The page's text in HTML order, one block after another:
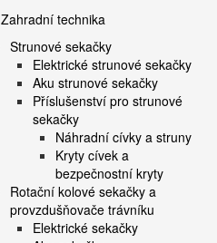
Zahradní technika
Strunové sekačky
Elektrické strunové sekačky
Aku strunové sekačky
Příslušenství pro strunové
sekačky
Náhradní cívky a struny
Kryty cívek a
bezpečnostní kryty
Rotační kolové sekačky a
provzdušňovače trávníku
Elektrické sekačky